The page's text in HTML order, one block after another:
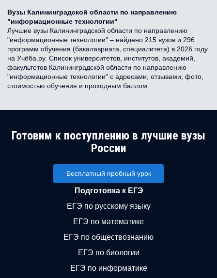
Вузы Калининградской области по направлению
"информационные технологии"
Лучшие вузы Калининградской области по направлению
"информационные технологии" – найдено 215 вузов и 296
программ обучения (бакалавриата, специалитета) в 2026 году
на Учёба.ру. Список университетов, институтов, академий,
факультетов Калининградской области по направлению
"информационные технологии" с адресами, отзывами, фото,
стоимостью обучения и проходным баллом.
Готовим к поступлению в лучшие вузы
России
Бесплатный пробный урок
Подготовка к ЕГЭ
ЕГЭ по русскому языку
ЕГЭ по математике
ЕГЭ по обществознанию
ЕГЭ по биологии
ЕГЭ по информатике